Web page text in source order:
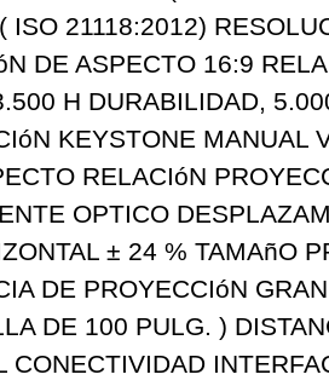
ISO 21118:2012)
DE ASPECTO 16:9
H DURABILIDAD,
KEYSTONE MANUAL
RELACIóN
OPTICO
± 24 % TAMAñO
DE PROYECCIóN
DE 100 PULG. )
CONECTIVIDAD